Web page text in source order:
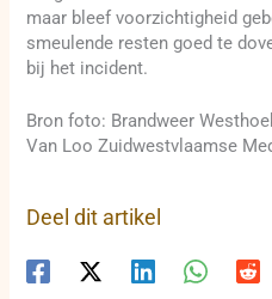
maar bleef voorzichtigheid
smeulende resten goed te
bij het incident.
Bron foto: Brandweer
Van Loo Zuidwestvlaamse
Deel dit artikel